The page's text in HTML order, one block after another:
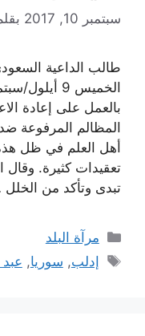
سبتمبر 10, 2017
طالب الداعية
بالعمل على إعادة
المظالم المرفوعة
أهل العلم في ظل
تعقيدات كثيرة. وقال
تبدى وتأكد من
التصنيفات
مرآة البلد
الوسوم
إدلب, سوريا,